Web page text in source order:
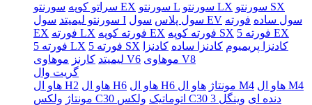
سراتو کوپه سورنتو EX سورنتو L سورنتو LX
سورنتو SX
سورنتو لیمیتد سول I سول پلاس سول EV سول ساده فورته
EX
فورته LX فورته کوپه EX فورته کوپه SX
فورته 5 EX
فورته 5 LX
فورته 5 SX کادنزا پریمیوم کادنزا ساده کادنزا
لیمیتد کارنز موهاوی V6
موهاوی V8
گریت وال
هاو ال H2
هاو ال H6 هاو ال H6 مونتاژ هاو ال M4 هاو ال M4
مونتاژ
ولکس C30 اتوماتیک ولکس C30 دنده ای وینگل 3